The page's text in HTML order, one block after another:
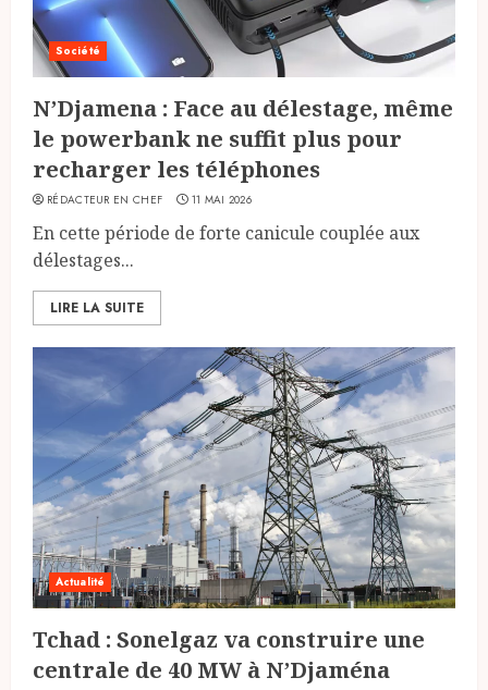
Société
N’Djamena : Face au délestage, même
le powerbank ne suffit plus pour
recharger les téléphones
RÉDACTEUR EN CHEF 11 MAI 2026
En cette période de forte canicule couplée aux
délestages...
LIRE LA SUITE
Actualité
Tchad : Sonelgaz va construire une
centrale de 40 MW à N’Djaména